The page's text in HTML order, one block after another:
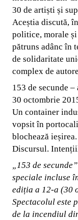
30 de artiști și
Aceștia discută,
politice, morale
pătruns adânc în
de solidaritate
complex de
153 de secunde
30 octombrie
Un container
vopsit în
blochează
Discursul.
„153 de
speciale incluse
ediția a 12-a (30
Spectacolul este
de la incendiul